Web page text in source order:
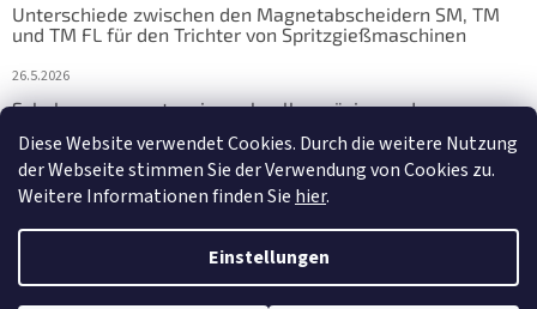
Diese Website verwendet Cookies. Durch die weitere Nutzung
der Webseite stimmen Sie der Verwendung von Cookies zu.
Weitere Informationen finden Sie hier.
Einstellungen
Unterschiede zwischen den Magnetabscheidern SM, TM
und TM FL für den Trichter von Spritzgießmaschinen
26.5.2026
Schalungsmagnete: eine schnelle, präzise und
17.4.2026
Erstellt von Shoptet